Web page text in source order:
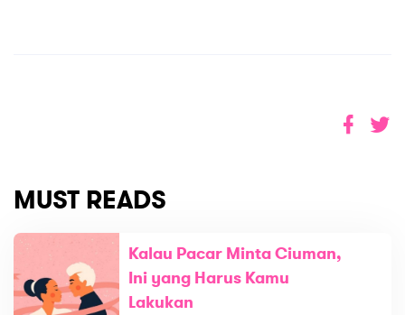
MUST READS
Kalau Pacar Minta Ciuman,
Ini yang Harus Kamu
Lakukan